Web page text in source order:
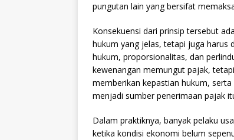
pungutan lain yang bersifat
Konsekuensi dari prinsip tersebut
hukum yang jelas, tetapi juga harus
hukum, proporsionalitas, dan
kewenangan memungut pajak,
memberikan kepastian hukum,
menjadi sumber penerimaan pajak
Dalam praktiknya, banyak pelaku
ketika kondisi ekonomi belum